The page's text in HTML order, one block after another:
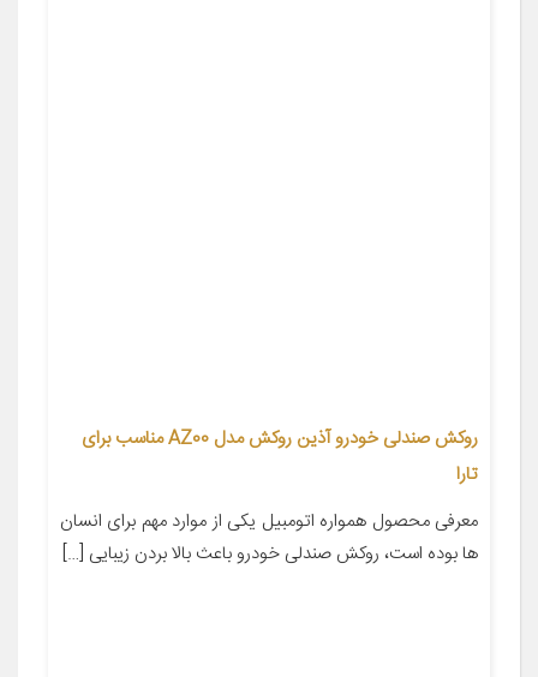
روکش صندلی خودرو آذین روکش مدل AZ00 مناسب برای
تارا
معرفی محصول همواره اتومبیل یکی از موارد مهم برای انسان
ها بوده است، روکش صندلی خودرو باعث بالا بردن زیبایی […]